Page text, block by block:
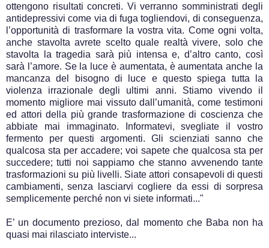
ottengono risultati concreti. Vi verranno somministrati degli
antidepressivi come via di fuga togliendovi, di conseguenza,
l’opportunità di trasformare la vostra vita. Come ogni volta,
anche stavolta avrete scelto quale realtà vivere, solo che
stavolta la tragedia sarà più intensa e, d’altro canto, così
sarà l’amore. Se la luce è aumentata, è aumentata anche la
mancanza del bisogno di luce e questo spiega tutta la
violenza irrazionale degli ultimi anni. Stiamo vivendo il
momento migliore mai vissuto dall’umanità, come testimoni
ed attori della più grande trasformazione di coscienza che
abbiate mai immaginato. Informatevi, svegliate il vostro
fermento per questi argomenti. Gli scienziati sanno che
qualcosa sta per accadere; voi sapete che qualcosa sta per
succedere; tutti noi sappiamo che stanno avvenendo tante
trasformazioni su più livelli. Siate attori consapevoli di questi
cambiamenti, senza lasciarvi cogliere da essi di sorpresa
semplicemente perché non vi siete informati..."
E’ un documento prezioso, dal momento che Baba non ha
quasi mai rilasciato interviste...